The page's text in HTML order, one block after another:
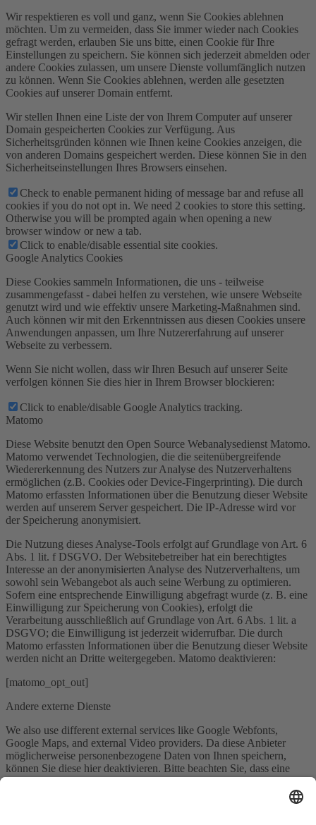
Wir respektieren es voll und ganz, wenn Sie Cookies ablehnen
möchten. Um zu vermeiden, dass Sie immer wieder nach Cookies
gefragt werden, erlauben Sie uns bitte, einen Cookie für Ihre
Einstellungen zu speichern. Sie können sich jederzeit abmelden oder
andere Cookies zulassen, um unsere Dienste vollumfänglich nutzen
zu können. Wenn Sie Cookies ablehnen, werden alle gesetzten
Cookies auf unserer Domain entfernt.
Wir stellen Ihnen eine Liste der von Ihrem Computer auf unserer
Domain gespeicherten Cookies zur Verfügung. Aus
Sicherheitsgründen können wie Ihnen keine Cookies anzeigen, die
von anderen Domains gespeichert werden. Diese können Sie in den
Sicherheitseinstellungen Ihres Browsers einsehen.
Check to enable permanent hiding of message bar and refuse all
cookies if you do not opt in. We need 2 cookies to store this setting.
Otherwise you will be prompted again when opening a new
browser window or new a tab.
Click to enable/disable essential site cookies.
Google Analytics Cookies
Diese Cookies sammeln Informationen, die uns - teilweise
zusammengefasst - dabei helfen zu verstehen, wie unsere Webseite
genutzt wird und wie effektiv unsere Marketing-Maßnahmen sind.
Auch können wir mit den Erkenntnissen aus diesen Cookies unsere
Anwendungen anpassen, um Ihre Nutzererfahrung auf unserer
Webseite zu verbessern.
Wenn Sie nicht wollen, dass wir Ihren Besuch auf unserer Seite
verfolgen können Sie dies hier in Ihrem Browser blockieren:
Click to enable/disable Google Analytics tracking.
Matomo
Diese Website benutzt den Open Source Webanalysedienst Matomo.
Matomo verwendet Technologien, die die seitenübergreifende
Wiedererkennung des Nutzers zur Analyse des Nutzerverhaltens
ermöglichen (z.B. Cookies oder Device-Fingerprinting). Die durch
Matomo erfassten Informationen über die Benutzung dieser Website
werden auf unserem Server gespeichert. Die IP-Adresse wird vor
der Speicherung anonymisiert.
Die Nutzung dieses Analyse-Tools erfolgt auf Grundlage von Art. 6
Abs. 1 lit. f DSGVO. Der Websitebetreiber hat ein berechtigtes
Interesse an der anonymisierten Analyse des Nutzerverhaltens, um
sowohl sein Webangebot als auch seine Werbung zu optimieren.
Sofern eine entsprechende Einwilligung abgefragt wurde (z. B. eine
Einwilligung zur Speicherung von Cookies), erfolgt die
Verarbeitung ausschließlich auf Grundlage von Art. 6 Abs. 1 lit. a
DSGVO; die Einwilligung ist jederzeit widerrufbar. Die durch
Matomo erfassten Informationen über die Benutzung dieser Website
werden nicht an Dritte weitergegeben. Matomo deaktivieren:
[matomo_opt_out]
Andere externe Dienste
We also use different external services like Google Webfonts,
Google Maps, and external Video providers. Da diese Anbieter
möglicherweise personenbezogene Daten von Ihnen speichern,
können Sie diese hier deaktivieren. Bitte beachten Sie, dass eine
Deaktivierung dieser Cookies die Funktionalität und das Aussehen
unserer Webseite erheblich beeinträchtigen kann. Die Änderungen